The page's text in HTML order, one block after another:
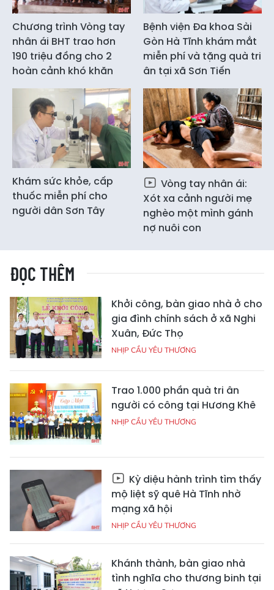
Chương trình Vòng tay
nhân ái BHT trao hơn
190 triệu đồng cho 2
hoàn cảnh khó khăn
Bệnh viện Đa khoa Sài
Gòn Hà Tĩnh khám mắt
miễn phí và tặng quà tri
ân tại xã Sơn Tiến
Khám sức khỏe, cấp
thuốc miễn phí cho
người dân Sơn Tây
Vòng tay nhân ái:
Xót xa cảnh người mẹ
nghèo một mình gánh
nợ nuôi con
ĐỌC THÊM
Khởi công, bàn giao nhà ở cho
gia đình chính sách ở xã Nghi
Xuân, Đức Thọ
NHỊP CẦU YÊU THƯƠNG
Trao 1.000 phần quà tri ân
người có công tại Hương Khê
NHỊP CẦU YÊU THƯƠNG
Kỳ diệu hành trình tìm thấy
mộ liệt sỹ quê Hà Tĩnh nhờ
mạng xã hội
NHỊP CẦU YÊU THƯƠNG
Khánh thành, bàn giao nhà
tình nghĩa cho thương binh tại